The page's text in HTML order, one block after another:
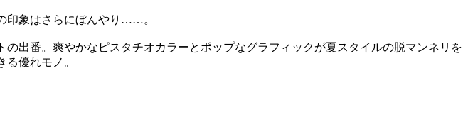
印象はさらにぼんやり……。
出番。爽やかなピスタチオカラーとポップなグラフィックが夏スタイルの脱マンネリを
優れモノ。